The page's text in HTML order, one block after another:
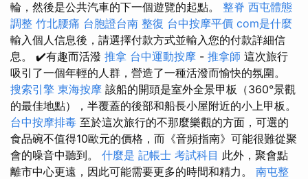
輪，然後是公共汽車的下一個遊覽的起點。 整脊 西屯體態
調整 竹北腰痛 台胞證台南 整復 台中按摩平價 com是什麼
輸入個人信息後，請選擇付款方式並輸入您的付款詳細信
息。 ✔️有趣而活潑 推拿 台中運動按摩 - 推拿師 這次旅行
吸引了一個年輕的人群，營造了一種活潑而愉快的氛圍。
搜索引擎 東海按摩 該船的開頭是室外全景甲板（360°景觀
的最佳地點），半覆蓋的後部和船長小屋附近的小上甲板。
台中按摩排毒 至於這次旅行的不那麼樂觀的方面，可選的
食品碗不值得10歐元的價格，而《音頻指南》可能很難從聚
會的噪音中聽到。 什麼是 記帳士 考試科目 此外，聚會點
離市中心更遠，因此可能需要更多的時間和精力。 南屯整